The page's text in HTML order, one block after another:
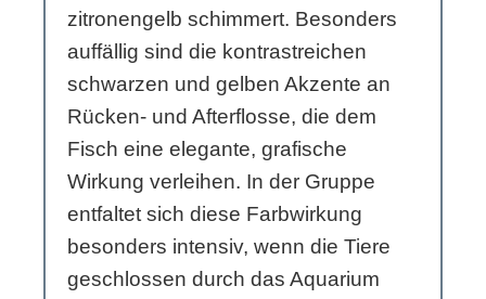
zitronengelb schimmert. Besonders
auffällig sind die kontrastreichen
schwarzen und gelben Akzente an
Rücken- und Afterflosse, die dem
Fisch eine elegante, grafische
Wirkung verleihen. In der Gruppe
entfaltet sich diese Farbwirkung
besonders intensiv, wenn die Tiere
geschlossen durch das Aquarium